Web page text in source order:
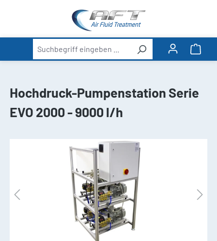
Hochdruck-Pumpenstation Serie
EVO 2000 - 9000 l/h
Bildergalerie überspringen